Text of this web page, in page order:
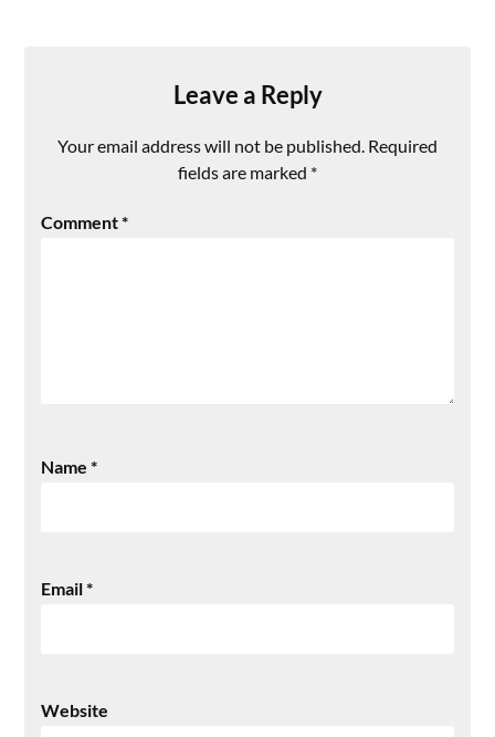
Leave a Reply
Your email address will not be published. Required
fields are marked *
Comment*
Name*
Email*
Website